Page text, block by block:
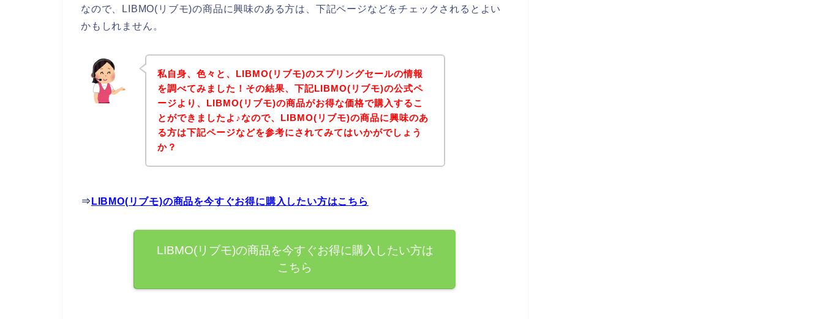
なので、LIBMO(リブモ)の商品に興味のある方は、下記ページなどをチェックされるとよい
かもしれません。
私自身、色々と、LIBMO(リブモ)のスプリングセールの情報
を調べてみました！その結果、下記LIBMO(リブモ)の公式ペ
ージより、LIBMO(リブモ)の商品がお得な価格で購入するこ
とができましたよ♪なので、LIBMO(リブモ)の商品に興味のあ
る方は下記ページなどを参考にされてみてはいかがでしょう
か？
⇒ LIBMO(リブモ)の商品を今すぐお得に購入したい方はこちら
LIBMO(リブモ)の商品を今すぐお得に購入したい方は
こちら